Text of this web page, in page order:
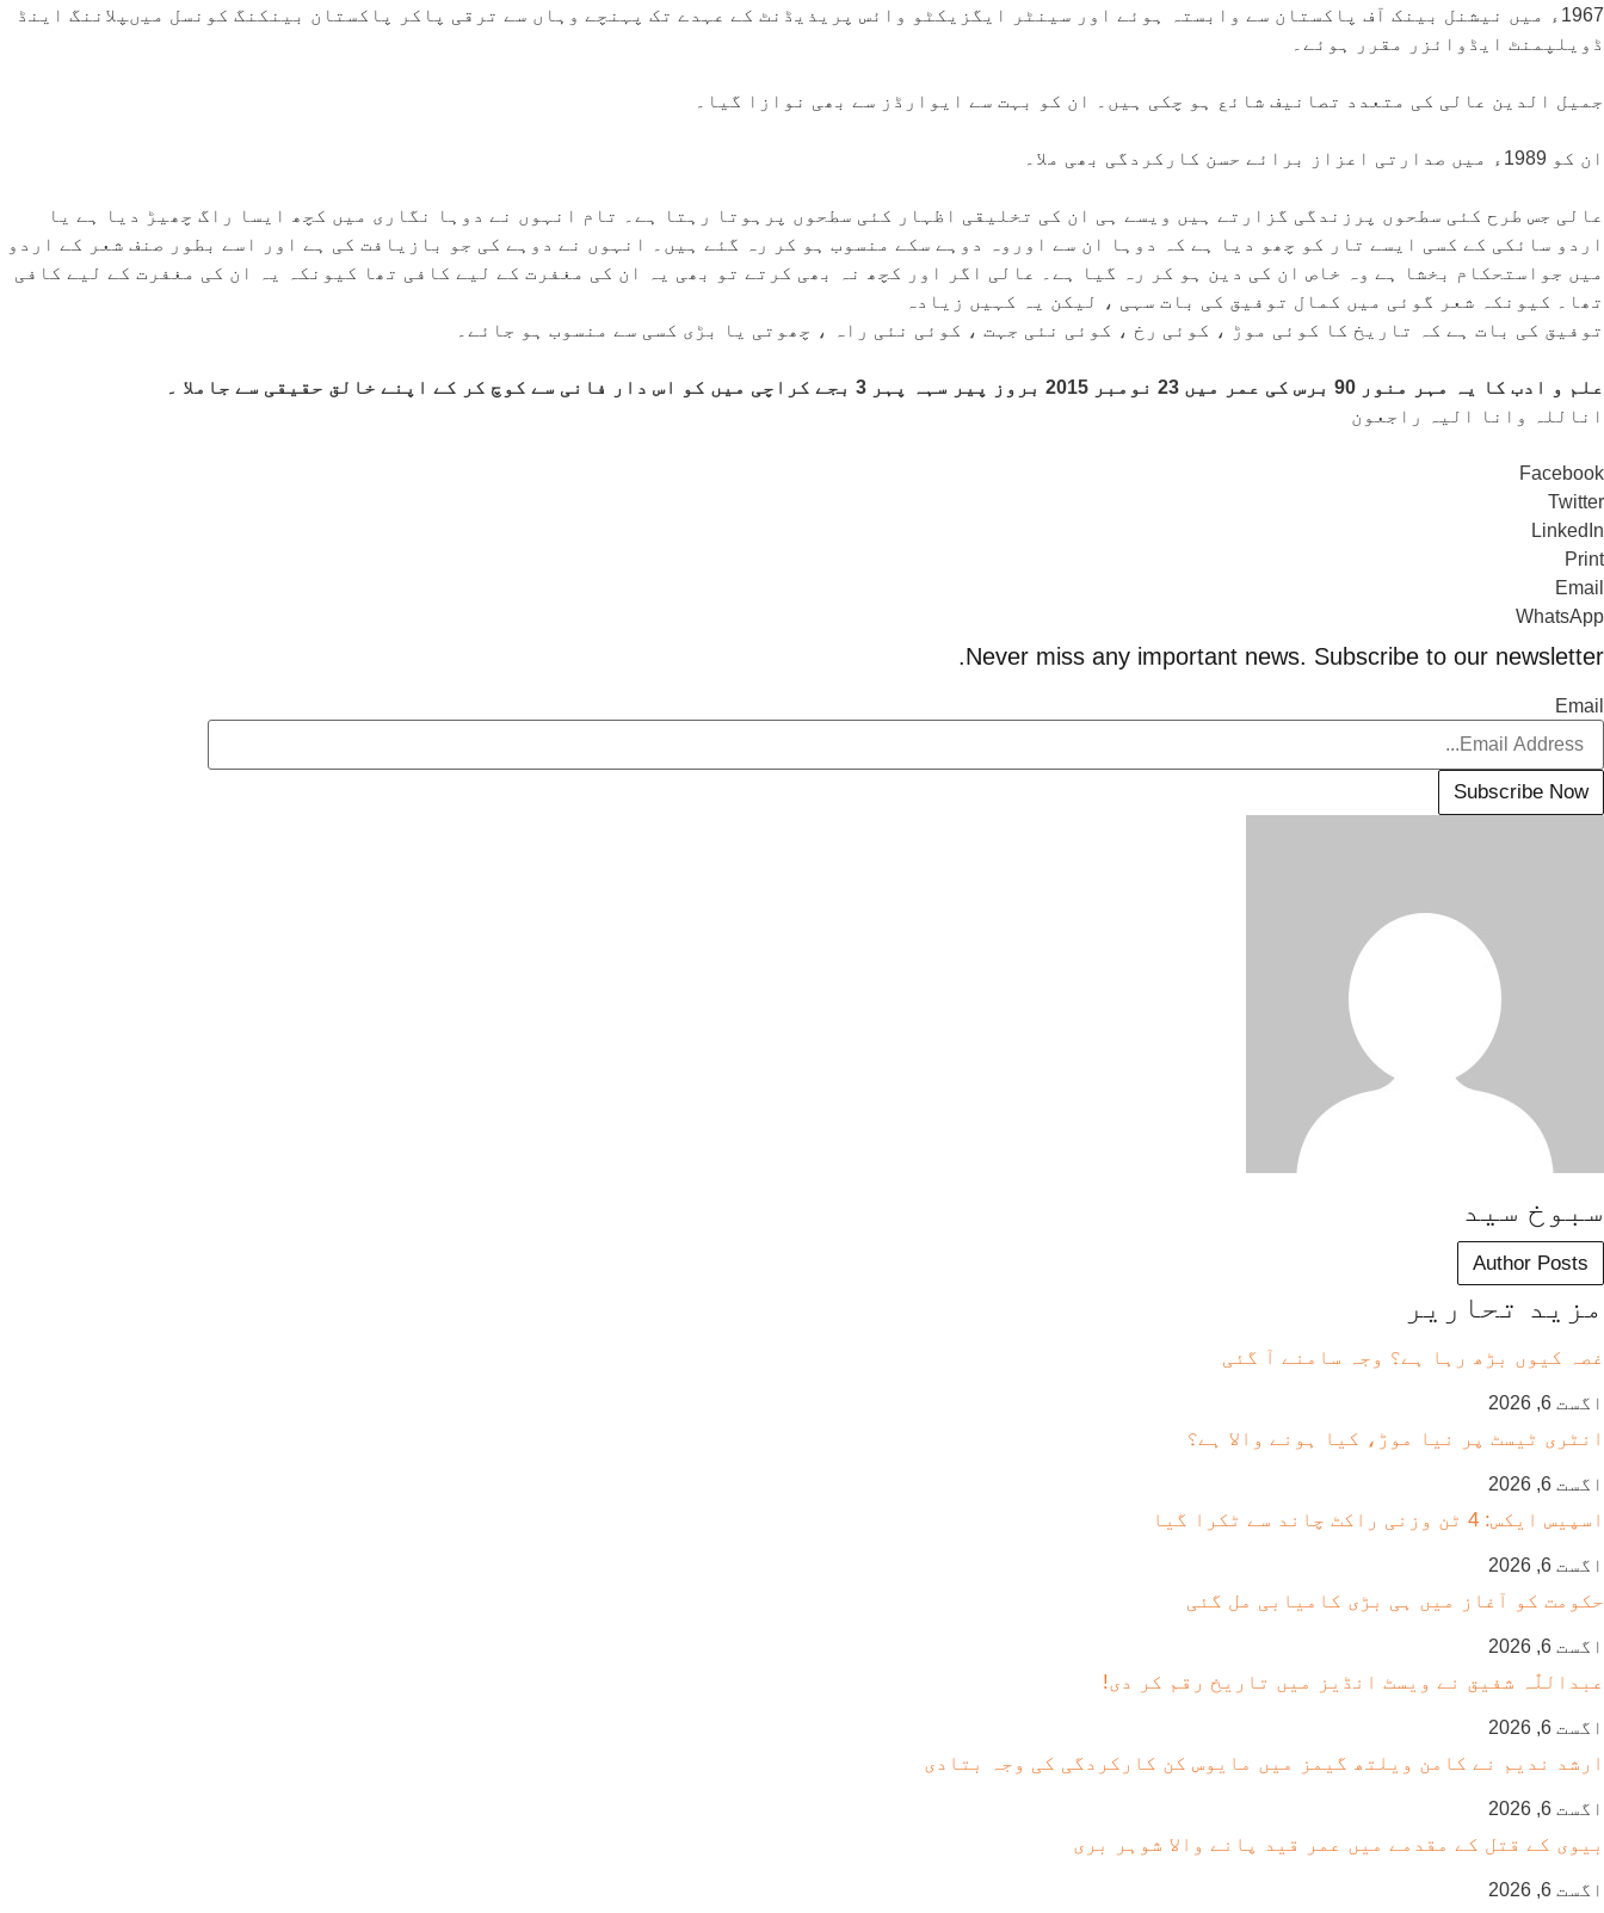
1967ء میں نیشنل بینک آف پاکستان سے وابستہ ہوئے اور سینٹر ایگزیکٹو وائس پریذیڈنٹ کے عہدے تک پہنچے وہاں سے ترقی پاکر پاکستان بینکنگ کونسل میںپلاننگ اینڈ
ڈویلپمنٹ ایڈوائزر مقرر ہوئے۔
جمیل الدین عالی کی متعدد تصانیف شائع ہو چکی ہیں۔ ان کو بہت سے ایوارڈز سے بھی نوازا گیا۔
ان کو 1989ء میں صدارتی اعزاز برائے حسن کارکردگی بھی ملا۔
عالی جس طرح کئی سطحوں پرزندگی گزارتے ہیں ویسے ہی ان کی تخلیقی اظہار کئی سطحوں پرہوتا رہتا ہے۔ تام انہوں نے دوہا نگاری میں کچھ ایسا راگ چھیڑ دیا ہے یا
اردو سائکی کے کسی ایسے تار کو چھو دیا ہے کہ دوہا ان سے اوروہ دوہے سکے منسوب ہو کر رہ گئے ہیں۔ انہوں نے دوہے کی جو بازیافت کی ہے اور اسے بطور صنف شعر کے اردو
میں جواستحکام بخشا ہے وہ خاص ان کی دین ہو کر رہ گیا ہے۔ عالی اگر اور کچھ نہ بھی کرتے تو بھی یہ ان کی مغفرت کے لیے کافی تھا کیونکہ یہ ان کی مغفرت کے لیے کافی
تھا۔ کیونکہ شعر گوئی میں کمال توفیق کی بات سہی ، لیکن یہ کہیں زیادہ
توفیق کی بات ہے کہ تاریخ کا کوئی موڑ ، کوئی رخ ، کوئی نئی جہت ، کوئی نئی راہ ، چھوتی یا بڑی کسی سے منسوب ہو جائے۔
علم و ادب کا یہ مہر منور 90 برس کی عمر میں 23 نومبر 2015 بروز پیر سہہ پہر 3 بجے کراچی میں کو اس دار فانی سے کوچ کر کے اپنے خالق حقیقی سے جاملا ۔
اناللہ وانا الیہ راجعون
Facebook
Twitter
LinkedIn
Print
Email
WhatsApp
Never miss any important news. Subscribe to our newsletter.
Email
Subscribe Now
سبوخ سید
Author Posts
مزید تحاریر
غصہ کیوں بڑھ رہا ہے؟ وجہ سامنے آ گئی
اگست 6, 2026
انٹری ٹیسٹ پر نیا موڑ، کیا ہونے والا ہے؟
اگست 6, 2026
اسپیس ایکس: 4 ٹن وزنی راکٹ چاند سے ٹکرا گیا
اگست 6, 2026
حکومت کو آغاز میں ہی بڑی کامیابی مل گئی
اگست 6, 2026
عبداللّٰہ شفیق نے ویسٹ انڈیز میں تاریخ رقم کر دی!
اگست 6, 2026
ارشد ندیم نے کامن ویلتھ گیمز میں مایوس کن کارکردگی کی وجہ بتادی
اگست 6, 2026
بیوی کے قتل کے مقدمے میں عمر قید پانے والا شوہر بری
اگست 6, 2026